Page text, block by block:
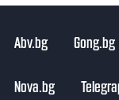
Abv.bg Gong.bg
Nova.bg